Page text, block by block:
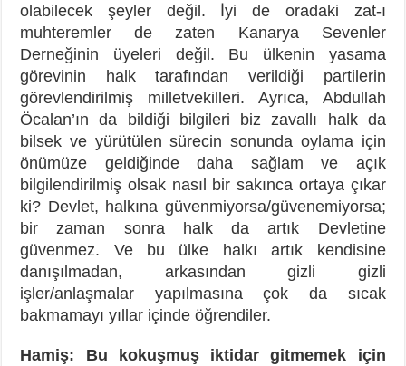
olabilecek şeyler değil. İyi de oradaki zat-ı
muhteremler de zaten Kanarya Sevenler
Derneğinin üyeleri değil. Bu ülkenin yasama
görevinin halk tarafından verildiği partilerin
görevlendirilmiş milletvekilleri. Ayrıca, Abdullah
Öcalan’ın da bildiği bilgileri biz zavallı halk da
bilsek ve yürütülen sürecin sonunda oylama için
önümüze geldiğinde daha sağlam ve açık
bilgilendirilmiş olsak nasıl bir sakınca ortaya çıkar
ki? Devlet, halkına güvenmiyorsa/güvenemiyorsa;
bir zaman sonra halk da artık Devletine
güvenmez. Ve bu ülke halkı artık kendisine
danışılmadan, arkasından gizli gizli
işler/anlaşmalar yapılmasına çok da sıcak
bakmamayı yıllar içinde öğrendiler.
Hamiş: Bu kokuşmuş iktidar gitmemek için